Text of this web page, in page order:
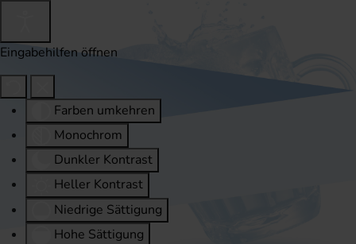
Eingabehilfen öffnen
Farben umkehren
Monochrom
Dunkler Kontrast
Heller Kontrast
Niedrige Sättigung
Hohe Sättigung